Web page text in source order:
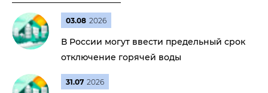
03.08 2026
В России могут ввести предельный срок
отключение горячей воды
31.07 2026